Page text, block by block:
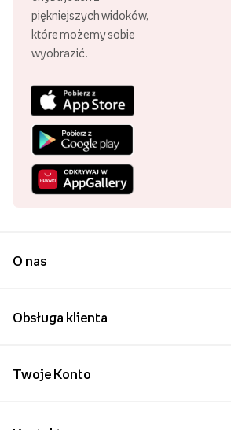
piękniejszych widoków,
które możemy sobie
wyobrazić.
O nas
Obsługa klienta
Twoje Konto